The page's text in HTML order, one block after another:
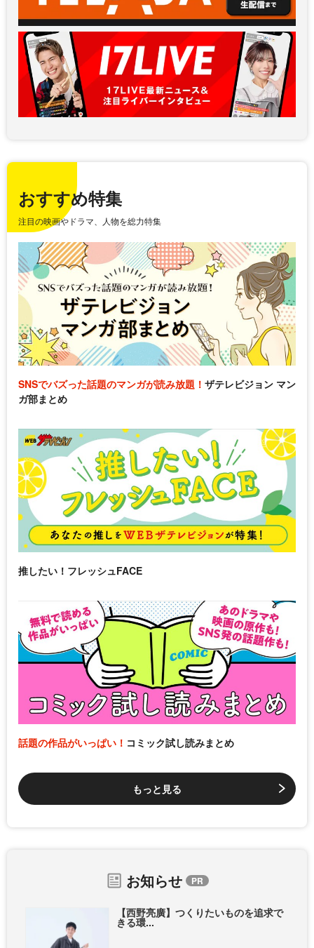
おすすめ特集
注目の映画やドラマ、人物を総力特集
SNSでバズった話題のマンガが読み放題！ ザテレビジョン マン
ガ部まとめ
推したい！フレッシュFACE
話題の作品がいっぱい！ コミック試し読みまとめ
もっと見る
お知らせ
【西野亮廣】つくりたいものを追求で
きる環...